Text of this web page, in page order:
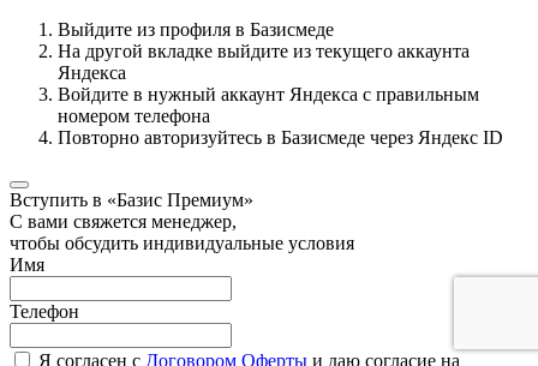
Выйдите из профиля в Базисмеде
На другой вкладке выйдите из текущего аккаунта
Яндекса
Войдите в нужный аккаунт Яндекса с правильным
номером телефона
Повторно авторизуйтесь в Базисмеде через Яндекс ID
Вступить в «Базис Премиум»
С вами свяжется менеджер,
чтобы обсудить индивидуальные условия
Имя
Телефон
Я согласен с Договором Оферты и даю согласие на